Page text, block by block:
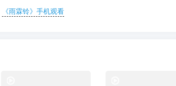
《雨霖铃》手机观看